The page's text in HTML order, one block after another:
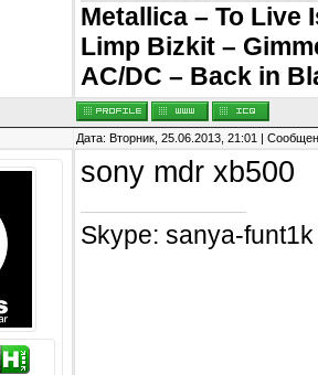
Metallica – To Live
Limp Bizkit –
AC/DC – Back in
Дата: Вторник, 25.06.2013, 21:01 |
sony mdr xb500
Skype: sanya-funt1k